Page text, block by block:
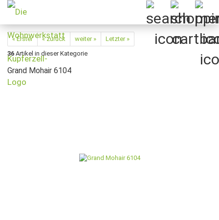
« Erster « zurück weiter »
Letzter »
36 Artikel in dieser Kategorie
Grand Mohair 6104